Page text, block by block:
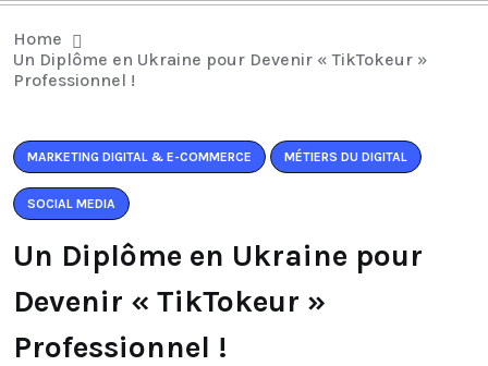
Home
Un Diplôme en Ukraine pour Devenir « TikTokeur »
Professionnel !
MARKETING DIGITAL & E-COMMERCE MÉTIERS DU DIGITAL
SOCIAL MEDIA
Un Diplôme en Ukraine pour
Devenir « TikTokeur »
Professionnel !